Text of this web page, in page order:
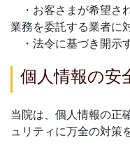
・お客さまが希望さ
業務を委託する業者に
・法令に基づき開示
個人情報の安
当院は、個人情報の正
ュリティに万全の対策